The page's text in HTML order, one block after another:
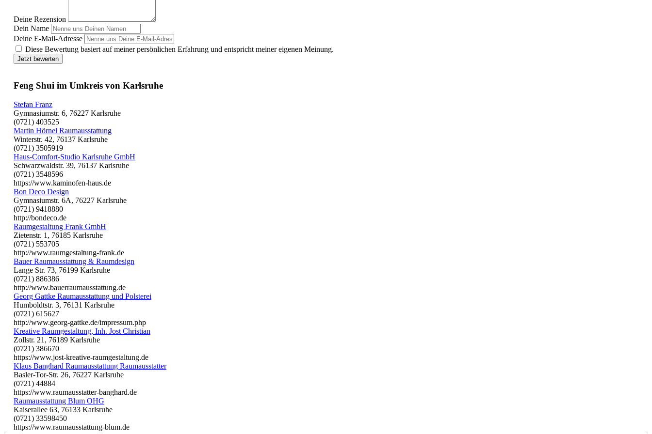
Deine Rezension
Dein Name
Deine E-Mail-Adresse
Diese Bewertung basiert auf meiner persönlichen Erfahrung und entspricht meiner eigenen Meinung.
Jetzt bewerten
Feng Shui im Umkreis von Karlsruhe
Stefan Franz
Gymnasiumstr. 6, 76227 Karlsruhe
(0721) 403525
Martin Hörnel Raumausstattung
Winterstr. 42, 76137 Karlsruhe
(0721) 3505919
Haus-Comfort-Studio Karlsruhe GmbH
Schwarzwaldstr. 39, 76137 Karlsruhe
(0721) 3548596
https://www.kaminofen-haus.de
Bon Deco Design
Gymnasiumstr. 6A, 76227 Karlsruhe
(0721) 9418880
http://bondeco.de
Raumgestaltung Frank GmbH
Zietenstr. 1, 76185 Karlsruhe
(0721) 553705
http://www.raumgestaltung-frank.de
Bauer Raumausstattung & Raumdesign
Lange Str. 73, 76199 Karlsruhe
(0721) 886386
http://www.bauerraumausstattung.de
Georg Gattke Raumausstattung und Polsterei
Humboldtstr. 3, 76131 Karlsruhe
(0721) 615627
http://www.georg-gattke.de/impressum.php
Kreative Raumgestaltung, Inh. Jost Christian
Zollstr. 21, 76189 Karlsruhe
(0721) 386670
https://www.jost-kreative-raumgestaltung.de
Klaus Banghard Raumausstattung Raumausstatter
Basler-Tor-Str. 26, 76227 Karlsruhe
(0721) 44884
https://www.raumausstatter-banghard.de
Raumausstattung Blum OHG
Kaiserallee 63, 76133 Karlsruhe
(0721) 33598450
https://www.raumausstattung-blum.de